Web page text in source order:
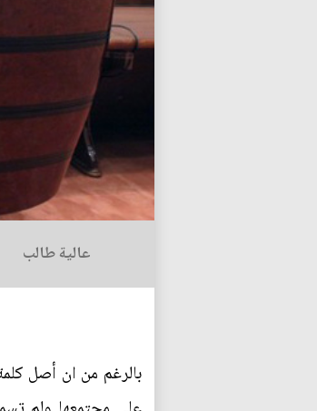
عالية طالب
بالرغم من ان أصل